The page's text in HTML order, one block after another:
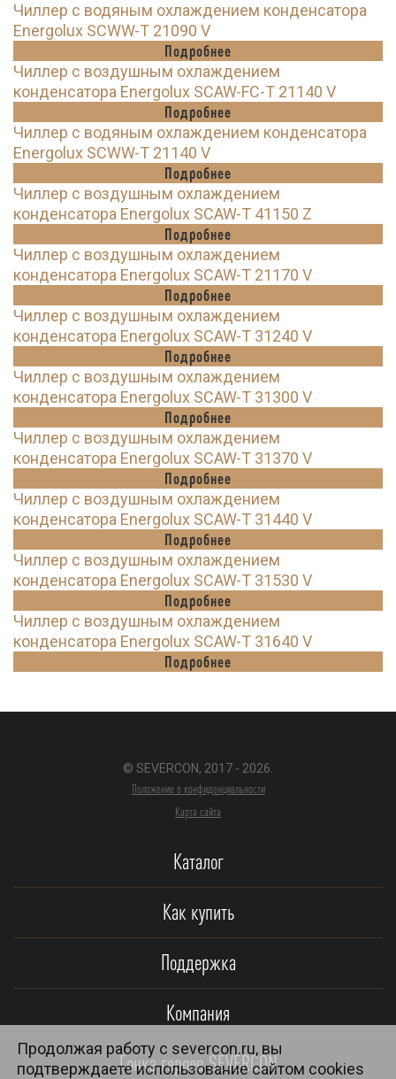
Чиллер с водяным охлаждением конденсатора
Energolux SCWW-T 21090 V
Подробнее
Чиллер с воздушным охлаждением
конденсатора Energolux SCAW-FC-T 21140 V
Подробнее
Чиллер с водяным охлаждением конденсатора
Energolux SCWW-T 21140 V
Подробнее
Чиллер с воздушным охлаждением
конденсатора Energolux SCAW-T 41150 Z
Подробнее
Чиллер с воздушным охлаждением
конденсатора Energolux SCAW-T 21170 V
Подробнее
Чиллер с воздушным охлаждением
конденсатора Energolux SCAW-T 31240 V
Подробнее
Чиллер с воздушным охлаждением
конденсатора Energolux SCAW-T 31300 V
Подробнее
Чиллер с воздушным охлаждением
конденсатора Energolux SCAW-T 31370 V
Подробнее
Чиллер с воздушным охлаждением
конденсатора Energolux SCAW-T 31440 V
Подробнее
Чиллер с воздушным охлаждением
конденсатора Energolux SCAW-T 31530 V
Подробнее
Чиллер с воздушным охлаждением
конденсатора Energolux SCAW-T 31640 V
Подробнее
© SEVERCON, 2017 - 2026.
Положение о конфиденциальности
Карта сайта
Каталог
Как купить
Поддержка
Компания
Гонка героев SEVERCON
Продолжая работу с severcon.ru, вы
подтверждаете использование сайтом cookies